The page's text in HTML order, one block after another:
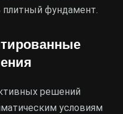
плитный фундамент.
решений
условиям